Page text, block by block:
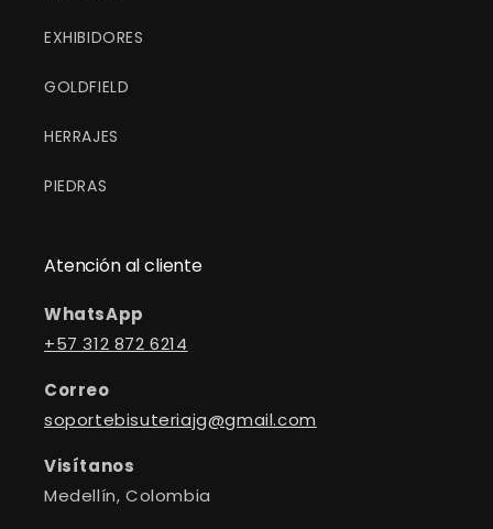
EXHIBIDORES
GOLDFIELD
HERRAJES
PIEDRAS
Atención al cliente
WhatsApp
+57 312 872 6214
Correo
soportebisuteriajg@gmail.com
Visítanos
Medellín, Colombia